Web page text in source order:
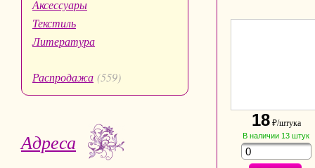
Аксессуары
Текстиль
Литература
Распродажа (559)
Адреса
18 ₽/штука
В наличии 13штук